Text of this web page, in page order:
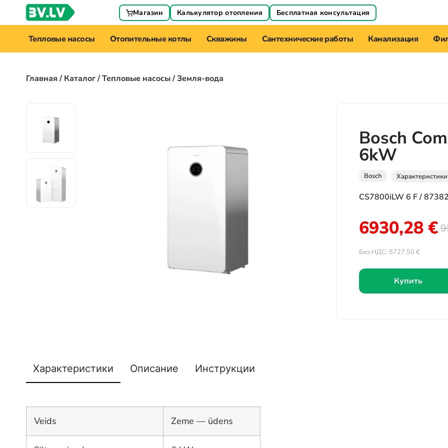
Магазин Калькулятор отопления Бесплатная консультация
Тепловые насосы Отопительные котлы Скважины Сантехнические работы Канализация
Главная/Каталог/Тепловые насосы/ Земля-вода
Bosch
6kW
Bosch Характеристики
CS7800iLW 6 F /
6930,28€
Без НДС: 5727,50 €
Купить
Характеристики Описание Инструкции
Veids Zeme — ūdens